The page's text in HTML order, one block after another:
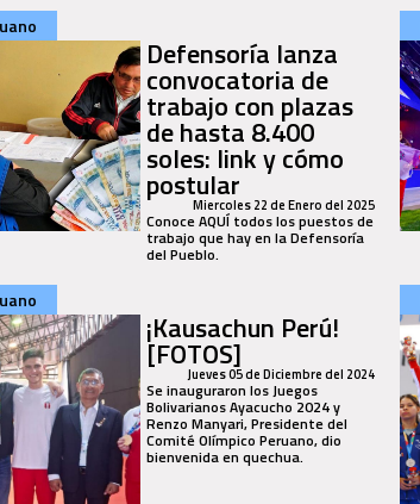
Defensoría lanza
convocatoria de
trabajo con plazas
de hasta 8.400
soles: link y cómo
postularMiercoles 22 de Enero del 2025
Conoce AQUÍ todos los puestos de
trabajo que hay en la Defensoría
del Pueblo.
¡Kausachun Perú!
[FOTOS]
Jueves 05 de Diciembre del 2024
Se inauguraron los Juegos
Bolivarianos Ayacucho 2024 y
Renzo Manyari, Presidente del
Comité Olímpico Peruano, dio
bienvenida en quechua.